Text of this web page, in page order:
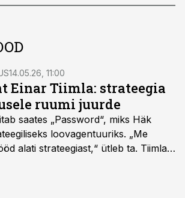
14.05.26, 11:00
Einar Tiimla: strateegia
ruumi juurde
saates „Password“, miks Häk
loovagentuuriks. „Me
alati strateegiast,“ ütleb ta. Tiimla